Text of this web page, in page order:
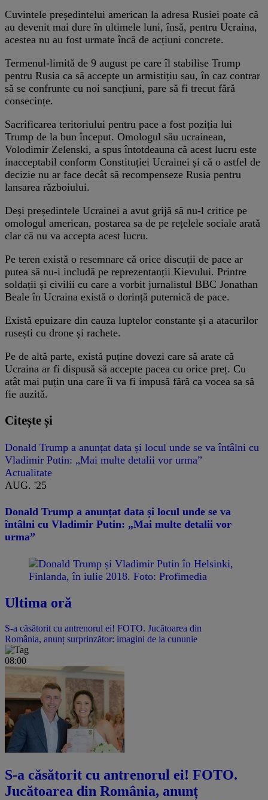
Cuvintele președintelui american la adresa Rusiei poate că
au devenit mai dure în ultimele luni, însă, pentru Ucraina,
acestea nu au fost urmate încă de acțiuni concrete.
Termenul-limită de 9 august pe care îl stabilise Trump
pentru Rusia ca să accepte un armistițiu sau, în caz contrar
să se confrunte cu noi sancțiuni, pare să fi trecut fără
consecințe.
Sacrificarea teritoriului pentru pace a fost poziția lui
Trump de la bun început. Omologul său ucrainean,
Volodimir Zelenski, a spus întotdeauna că acest lucru este
inacceptabil conform Constituției Ucrainei și că o astfel de
decizie nu ar face decât să recompenseze Rusia pentru
lansarea războiului.
Deși președintele Ucrainei a avut grijă să nu-l critice pe
omologul american, postarea sa de pe rețelele sociale arată
clar că nu va accepta acest lucru.
Pe teren există o resemnare că orice discuții de pace ar
putea să nu-i includă pe reprezentanții Kievului. Printre
soldații și civilii cu care a vorbit jurnalistul BBC Jonathan
Beale în Ucraina există o dorință puternică de pace.
Există epuizare din cauza luptelor constante și a atacurilor
rusești cu drone și rachete.
Pe de altă parte, există puține dovezi care să arate că
Ucraina ar fi dispusă să accepte pacea cu orice preț. Cu
atât mai puțin una care îi va fi impusă fără ca vocea sa să
fie auzită.
Citește și
Donald Trump a anunțat data și locul unde se va întâlni cu
Vladimir Putin: „Mai multe detalii vor urma”
Actualitate
AUG. '25
Donald Trump a anunțat data și locul unde se va
întâlni cu Vladimir Putin: „Mai multe detalii vor
urma”
Ultima oră
S-a căsătorit cu antrenorul ei! FOTO. Jucătoarea din
România, anunț surprinzător: imagini de la cununie
08:00
S-a căsătorit cu antrenorul ei! FOTO.
Jucătoarea din România, anunț